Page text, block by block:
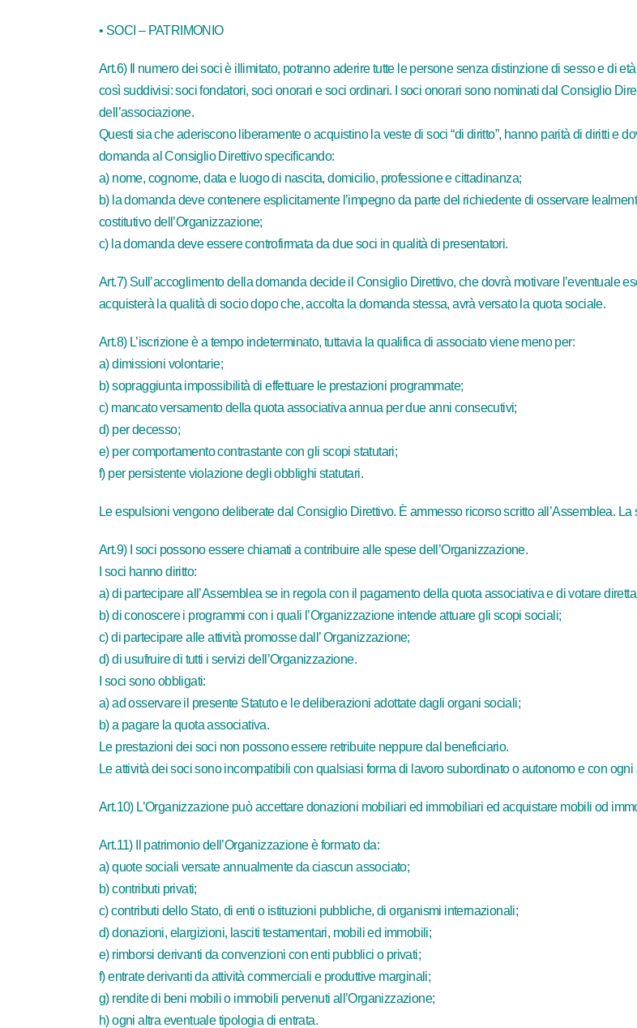
• SOCI – PATRIMONIO
Art.6) Il numero dei soci è illimitato, potranno aderire tutte le persone senza distinzione di sesso e di
così suddivisi: soci fondatori, soci onorari e soci ordinari. I soci onorari sono nominati dal Consiglio
dell’associazione.
Questi sia che aderiscono liberamente o acquistino la veste di soci “di diritto”, hanno parità di diritti e
domanda al Consiglio Direttivo specificando:
a) nome, cognome, data e luogo di nascita, domicilio, professione e cittadinanza;
b) la domanda deve contenere esplicitamente l’impegno da parte del richiedente di osservare
costitutivo dell’Organizzazione;
c) la domanda deve essere controfirmata da due soci in qualità di presentatori.
Art.7) Sull’accoglimento della domanda decide il Consiglio Direttivo, che dovrà motivare l’eventuale
acquisterà la qualità di socio dopo che, accolta la domanda stessa, avrà versato la quota sociale.
Art.8) L’iscrizione è a tempo indeterminato, tuttavia la qualifica di associato viene meno per:
a) dimissioni volontarie;
b) sopraggiunta impossibilità di effettuare le prestazioni programmate;
c) mancato versamento della quota associativa annua per due anni consecutivi;
d) per decesso;
e) per comportamento contrastante con gli scopi statutari;
f) per persistente violazione degli obblighi statutari.
Le espulsioni vengono deliberate dal Consiglio Direttivo. È ammesso ricorso scritto all’Assemblea.
Art.9) I soci possono essere chiamati a contribuire alle spese dell’Organizzazione.
I soci hanno diritto:
a) di partecipare all’Assemblea se in regola con il pagamento della quota associativa e di votare
b) di conoscere i programmi con i quali l’Organizzazione intende attuare gli scopi sociali;
c) di partecipare alle attività promosse dall’ Organizzazione;
d) di usufruire di tutti i servizi dell’Organizzazione.
I soci sono obbligati:
a) ad osservare il presente Statuto e le deliberazioni adottate dagli organi sociali;
b) a pagare la quota associativa.
Le prestazioni dei soci non possono essere retribuite neppure dal beneficiario.
Le attività dei soci sono incompatibili con qualsiasi forma di lavoro subordinato o autonomo e con
Art.10) L’Organizzazione può accettare donazioni mobiliari ed immobiliari ed acquistare mobili od
Art.11) Il patrimonio dell’Organizzazione è formato da:
a) quote sociali versate annualmente da ciascun associato;
b) contributi privati;
c) contributi dello Stato, di enti o istituzioni pubbliche, di organismi internazionali;
d) donazioni, elargizioni, lasciti testamentari, mobili ed immobili;
e) rimborsi derivanti da convenzioni con enti pubblici o privati;
f) entrate derivanti da attività commerciali e produttive marginali;
g) rendite di beni mobili o immobili pervenuti all’Organizzazione;
h) ogni altra eventuale tipologia di entrata.